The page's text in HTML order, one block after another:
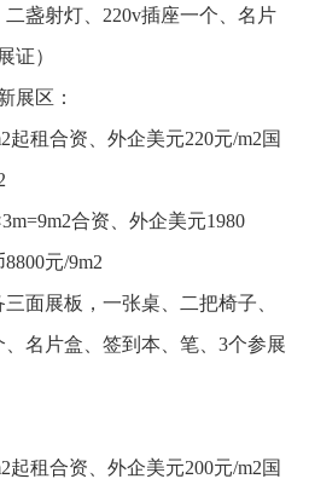
盏射灯、220v插座一个、名片
证）
区：
租合资、外企美元220元/m2国
合资、外企美元1980
元/9m2
展板，一张桌、二把椅子、
、名片盒、签到本、笔、3个参展
租合资、外企美元200元/m2国